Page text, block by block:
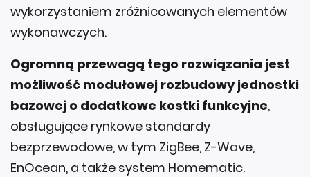
wykorzystaniem zróżnicowanych elementów
wykonawczych.
Ogromną przewagą tego rozwiązania jest
możliwość modułowej rozbudowy jednostki
bazowej o dodatkowe kostki funkcyjne,
obsługujące rynkowe standardy
bezprzewodowe, w tym ZigBee, Z-Wave,
EnOcean, a także system Homematic.